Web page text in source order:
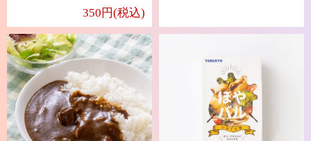
350円(税込)